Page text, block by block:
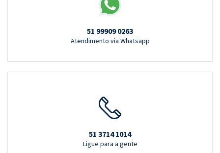
51 99909 0263
Atendimento via Whatsapp
51 3714 1014
Ligue para a gente